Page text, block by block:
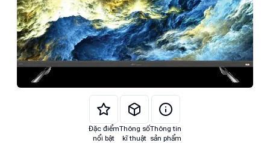
Đặc điểm
nổi bật
Thông số
kĩ thuật
Thông tin
sản phẩm